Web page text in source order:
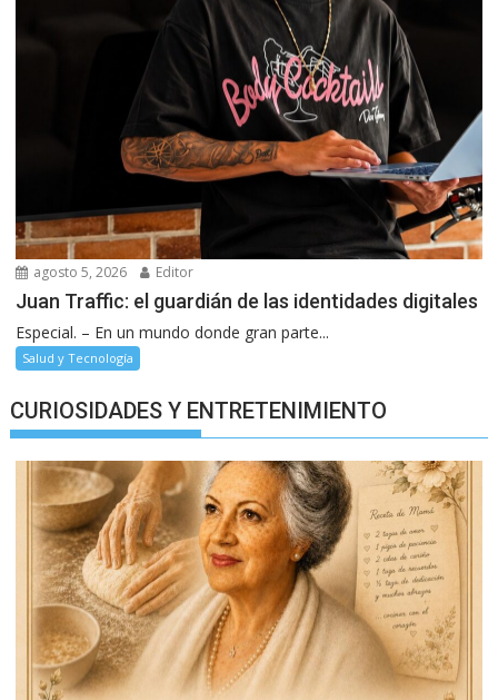
agosto 5, 2026 Editor
Juan Traffic: el guardián de las identidades digitales
Especial. – En un mundo donde gran parte...
Salud y Tecnología
CURIOSIDADES Y ENTRETENIMIENTO